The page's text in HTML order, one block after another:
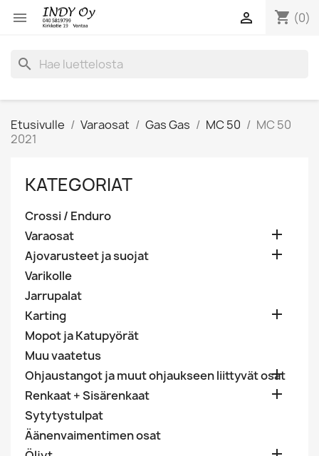
 shopping_cart (0)

search
Etusivulle Varaosat Gas Gas MC 50
MC 50
2021
KATEGORIAT
Crossi / Enduro
Varaosat

Ajovarusteet ja suojat 
Varikolle
Jarrupalat
Karting

Mopot ja Katupyörät
Muu vaatetus
Ohjaustangot ja muut ohjaukseen liittyvät osat

Renkaat + Sisärenkaat 
Sytytystulpat
Äänenvaimentimen osat